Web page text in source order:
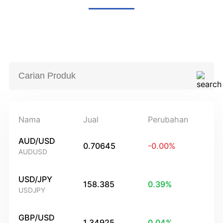
Nama Jual Perubahan
AUD/USD
AUDUSD
0.70645 -0.00%
USD/JPY
USDJPY
158.385 0.39%
GBP/USD